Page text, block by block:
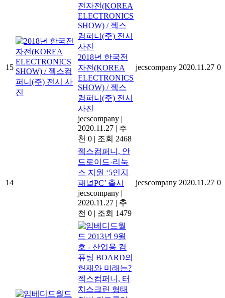
15
2018년 한국전
자전(KOREA
ELECTRONICS
SHOW) / 젝스
컴퍼니(주) 전시
사진
jecscompany |
2020.11.27 | 추
천 0 | 조회 2468
jecscompany 2020.11.27 0
14
젝스컴퍼니, 안
드로이드-리눅
스 지원 ‘5인치
패널PC’ 출시
jecscompany |
2020.11.27 | 추
천 0 | 조회 1479
jecscompany 2020.11.27 0